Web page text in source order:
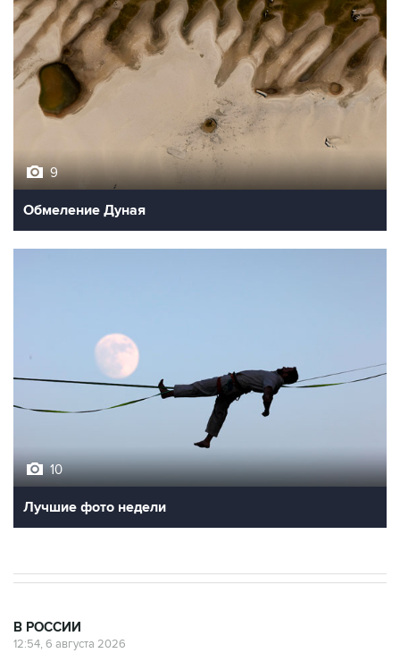
9
Обмеление Дуная
10
Лучшие фото недели
В РОССИИ
12:54, 6 августа 2026